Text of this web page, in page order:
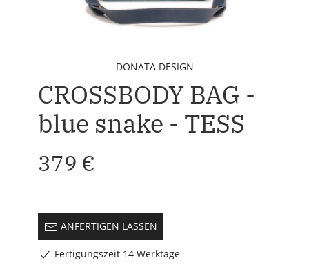
DONATA DESIGN
CROSSBODY BAG -
blue snake - TESS
379 €
ANFERTIGEN LASSEN
Fertigungszeit 14 Werktage